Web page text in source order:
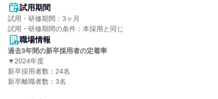
試用期間
試用・研修期間：3ヶ月
職場情報
過去3年間の新卒採用者の定着率
▼2024年度
新卒採用者数：24名
新卒離職者数：3名